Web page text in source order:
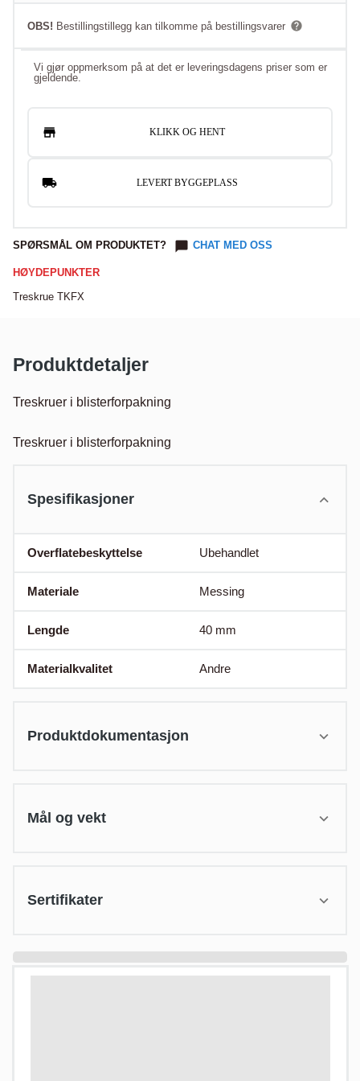
OBS! Bestillingstillegg kan tilkomme på bestillingsvarer
Vi gjør oppmerksom på at det er leveringsdagens priser som er
gjeldende.
KLIKK OG HENT
LEVERT BYGGEPLASS
SPØRSMÅL OM PRODUKTET? CHAT MED OSS
HØYDEPUNKTER
Treskrue TKFX
Produktdetaljer
Treskruer i blisterforpakning
Treskruer i blisterforpakning
Spesifikasjoner
Overflatebeskyttelse Ubehandlet
Materiale Messing
Lengde 40 mm
Materialkvalitet Andre
Produktdokumentasjon
Mål og vekt
Sertifikater